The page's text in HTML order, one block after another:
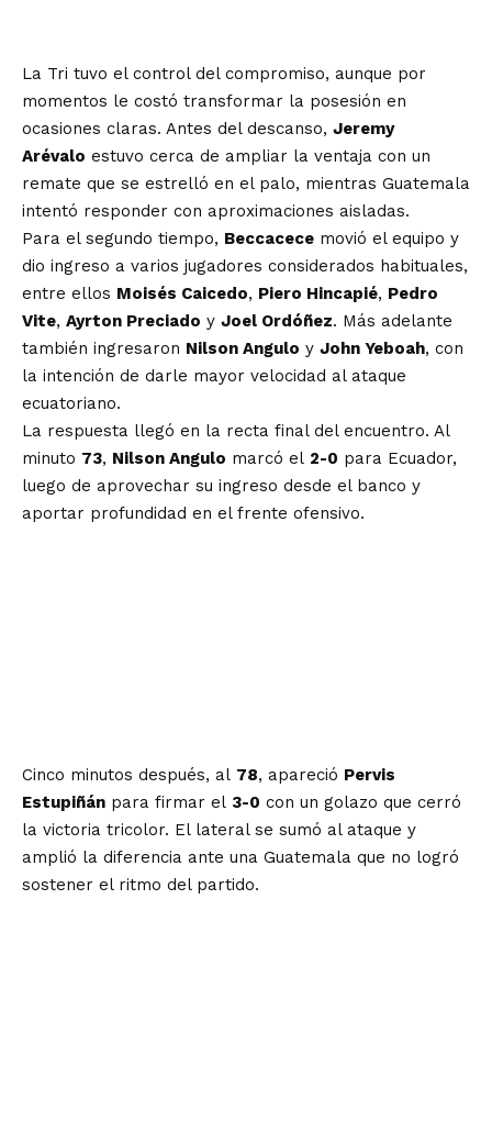
La Tri tuvo el control del compromiso, aunque por
momentos le costó transformar la posesión en
ocasiones claras. Antes del descanso, Jeremy
Arévalo estuvo cerca de ampliar la ventaja con un
remate que se estrelló en el palo, mientras Guatemala
intentó responder con aproximaciones aisladas.
Para el segundo tiempo, Beccacece movió el equipo y
dio ingreso a varios jugadores considerados habituales,
entre ellos Moisés Caicedo, Piero Hincapié, Pedro
Vite, Ayrton Preciado y Joel Ordóñez. Más adelante
también ingresaron Nilson Angulo y John Yeboah, con
la intención de darle mayor velocidad al ataque
ecuatoriano.
La respuesta llegó en la recta final del encuentro. Al
minuto 73, Nilson Angulo marcó el 2-0 para Ecuador,
luego de aprovechar su ingreso desde el banco y
aportar profundidad en el frente ofensivo.
Cinco minutos después, al 78, apareció Pervis
Estupiñán para firmar el 3-0 con un golazo que cerró
la victoria tricolor. El lateral se sumó al ataque y
amplió la diferencia ante una Guatemala que no logró
sostener el ritmo del partido.